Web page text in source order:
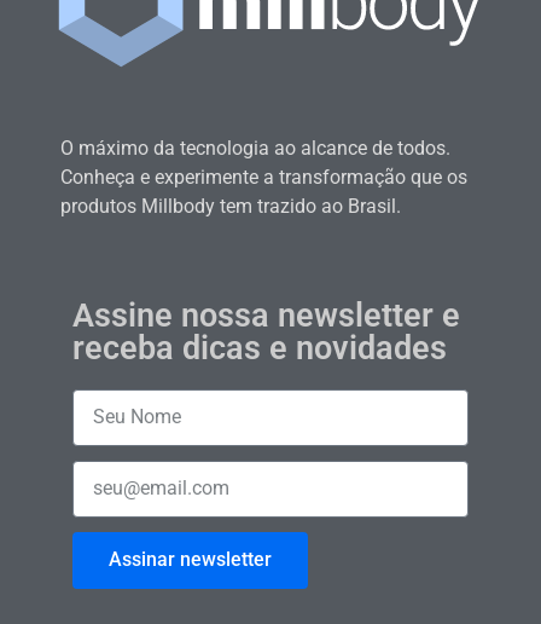
O máximo da tecnologia ao alcance de todos.
Conheça e experimente a transformação que os
produtos Millbody tem trazido ao Brasil.
Assine nossa newsletter e
receba dicas e novidades
Assinar newsletter